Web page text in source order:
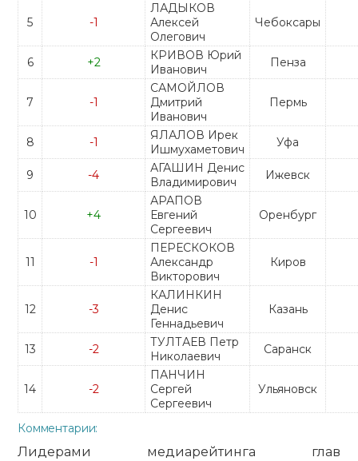
5 -1
ЛАДЫКОВ
Алексей
Олегович
Чебоксары
6 +2
КРИВОВ Юрий
Иванович
Пенза
7 -1
САМОЙЛОВ
Дмитрий
Иванович
Пермь
8 -1
ЯЛАЛОВ Ирек
Ишмухаметович
Уфа
9 -4
АГАШИН Денис
Владимирович
Ижевск
10 +4
АРАПОВ
Евгений
Сергеевич
Оренбург
11 -1
ПЕРЕСКОКОВ
Александр
Викторович
Киров
12 -3
КАЛИНКИН
Денис
Геннадьевич
Казань
13 -2
ТУЛТАЕВ Петр
Николаевич
Саранск
14 -2
ПАНЧИН
Сергей
Сергеевич
Ульяновск
Комментарии:
Лидерами медиарейтинга глав